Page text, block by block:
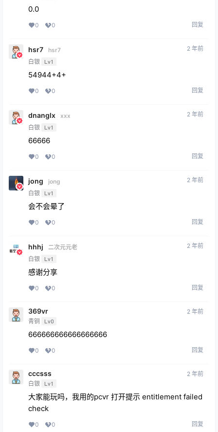
0.0
0 0 回复
hsr7
hsr7
白银
Lv1
2 年前
54944+4+
0 0 回复
dnanglx
xxx
白银
Lv1
2 年前
66666
0 0 回复
jong
jong
白银
Lv1
2 年前
会不会晕了
0 0 回复
hhhj
二次元元老
白银
Lv1
2 年前
感谢分享
0 0 回复
369vr
青铜 Lv0
2 年前
666666666666666666
0 0 回复
cccsss
白银 Lv1
2 年前
大家能玩吗，我用的pcvr 打开提示 entitlement failed
check
0 0 回复